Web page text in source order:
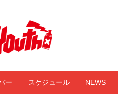
ー スケジュール NEWS